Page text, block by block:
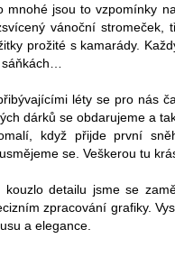
mnohé jsou to vzpomínky
vánoční stromeček,
prožité s kamarády.
sáňkách…
léty se pro nás
dárků se obdarujeme a
když přijde první
se. Veškerou tu
kouzlo detailu jsme se
zpracování grafiky.
a elegance.